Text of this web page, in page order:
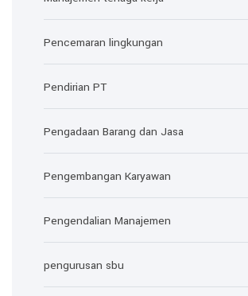
Pencemaran lingkungan
Pendirian PT
Pengadaan Barang dan Jasa
Pengembangan Karyawan
Pengendalian Manajemen
pengurusan sbu